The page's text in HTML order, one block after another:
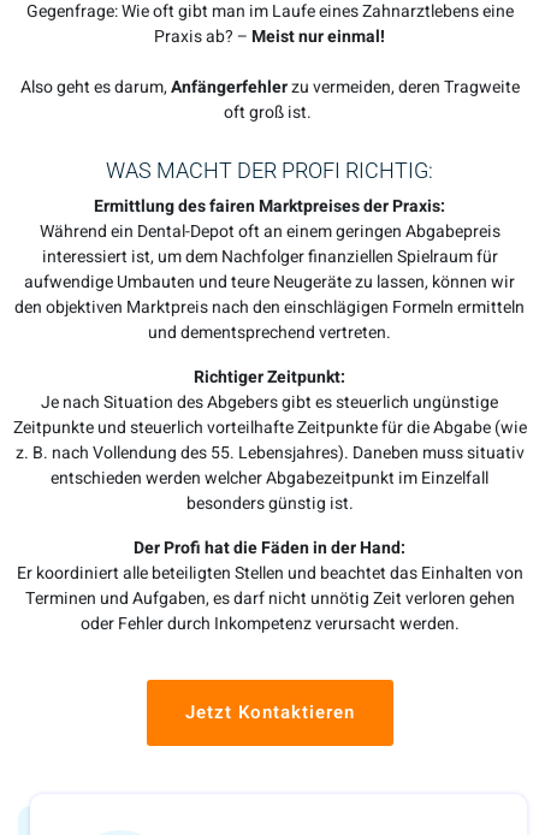
Gegenfrage: Wie oft gibt man im Laufe eines Zahnarztlebens eine
Praxis ab? –Meist nur einmal!
Also geht es darum,Anfängerfehlerzu vermeiden, deren Tragweite
oft groß ist.
WAS MACHT DER PROFI RICHTIG:
Ermittlung des fairen Marktpreises der Praxis:
Während ein Dental-Depot oft an einem geringen Abgabepreis
interessiert ist, um dem Nachfolger finanziellen Spielraum für
aufwendige Umbauten und teure Neugeräte zu lassen, können wir
den objektiven Marktpreis nach den einschlägigen Formeln ermitteln
und dementsprechend vertreten.
Richtiger Zeitpunkt:
Je nach Situation des Abgebers gibt es steuerlich ungünstige
Zeitpunkte und steuerlich vorteilhafte Zeitpunkte für die Abgabe (wie
z. B. nach Vollendung des 55. Lebensjahres). Daneben muss situativ
entschieden werden welcher Abgabezeitpunkt im Einzelfall
besonders günstig ist.
Der Profi hat die Fäden in der Hand:
Er koordiniert alle beteiligten Stellen und beachtet das Einhalten von
Terminen und Aufgaben, es darf nicht unnötig Zeit verloren gehen
oder Fehler durch Inkompetenz verursacht werden.
Jetzt Kontaktieren